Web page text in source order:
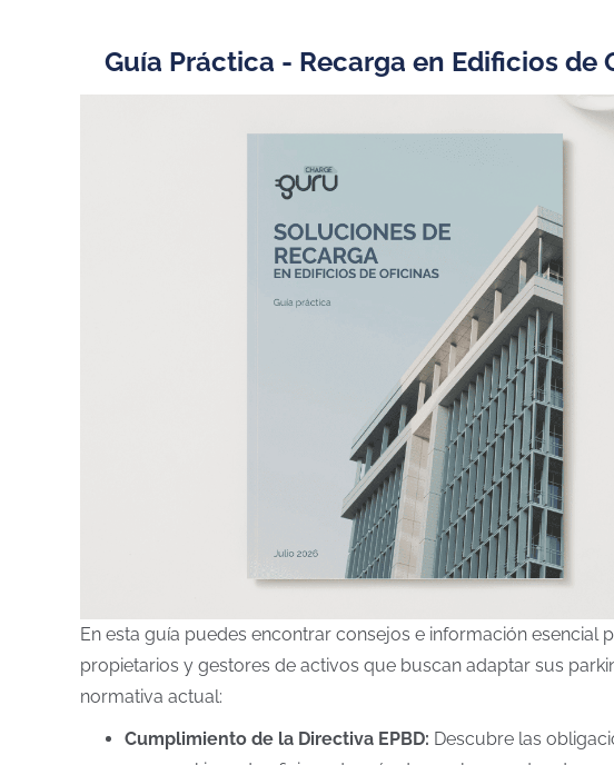
Guía Práctica - Recarga en Edificios de
En esta guía puedes encontrar consejos e información esencial
propietarios y gestores de activos que buscan adaptar sus
normativa actual:
Cumplimiento de la Directiva EPBD: Descubre las